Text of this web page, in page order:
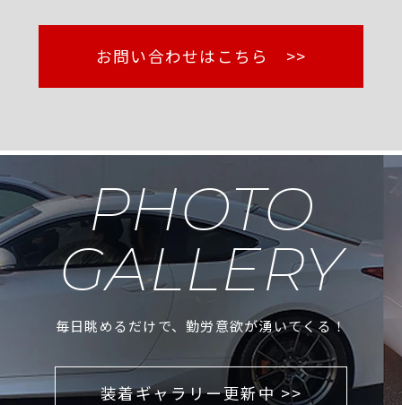
お問い合わせはこちら >>
PHOTO
GALLERY
毎日眺めるだけで、勤労意欲が湧いてくる！
装着ギャラリー更新中 >>